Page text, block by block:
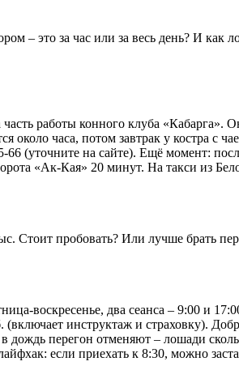
– это за час или за весь день? И
работы конного клуба «Кабарга».
около часа, потом завтрак у костра с
(уточните на сайте). Ещё момент:
«Ак-Кая» 20 минут. На такси из
Стоит пробовать? Или лучше брать
воскресенье, два сеанса – 9:00 и
инструктаж и страховку).
дождь перегон отменяют – лошади
если приехать к 8:30, можно